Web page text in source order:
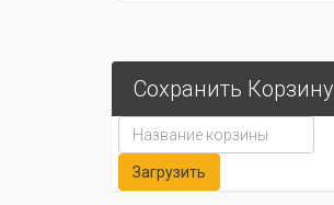
Сохранить Корзину